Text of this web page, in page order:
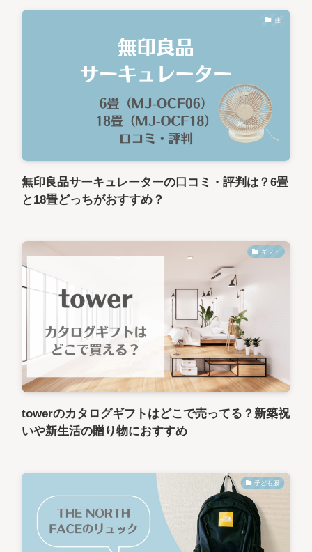
住
無印良品サーキュレーターの口コミ・評判は？6畳
と18畳どっちがおすすめ？
ギフト
towerのカタログギフトはどこで売ってる？新築祝
いや新生活の贈り物におすすめ
子ども服